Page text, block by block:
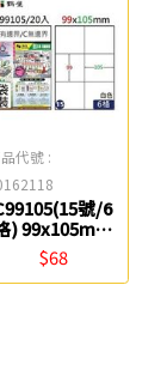
代號 :
號/6
) 99x105mm
A4三用電腦標籤
鶴屋
$68